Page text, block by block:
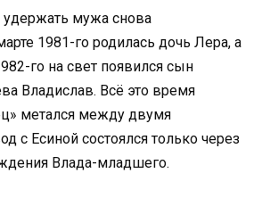
удержать мужа снова
1981-го родилась дочь Лера, а
го на свет появился сын
Владислав. Всё это время
метался между двумя
с Есиной состоялся только через
Влада-младшего.